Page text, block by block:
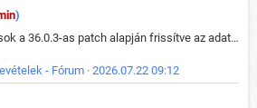
)
Kártya változások a 36.0.3-as patch alapján frissítve az adatbázisban (képek is cserélve).
- Fórum · 2026.07.22 09:12